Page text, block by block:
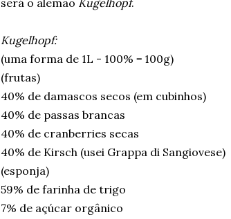
será o alemão Kugelhopf.
Kugelhopf:
(uma forma de 1L - 100% = 100g)
(frutas)
40% de damascos secos (em cubinhos)
40% de passas brancas
40% de cranberries secas
40% de Kirsch (usei Grappa di Sangiovese)
(esponja)
59% de farinha de trigo
7% de açúcar orgânico